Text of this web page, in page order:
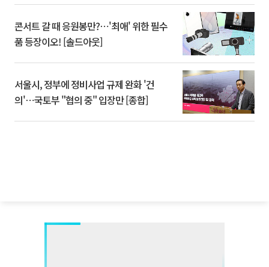
콘서트 갈 때 응원봉만?⋯'최애' 위한 필수
품 등장이오! [솔드아웃]
서울시, 정부에 정비사업 규제 완화 '건
의'⋯국토부 "협의 중" 입장만 [종합]